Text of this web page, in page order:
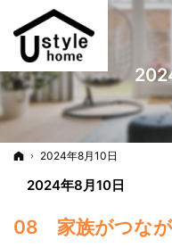
ホーム
2024年8月10日
2024年8月10日
08 家族がつな